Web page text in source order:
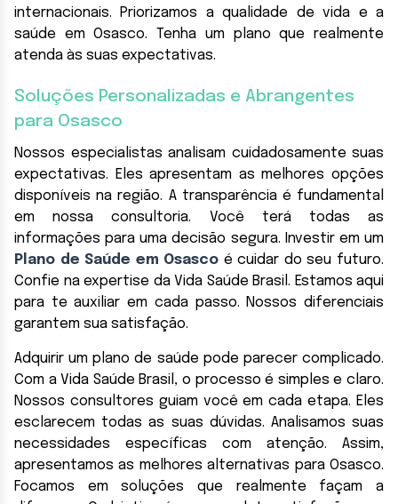
internacionais. Priorizamos a qualidade de vida e a
saúde em Osasco. Tenha um plano que realmente
atenda às suas expectativas.
Soluções Personalizadas e Abrangentes
para Osasco
Nossos especialistas analisam cuidadosamente suas
expectativas. Eles apresentam as melhores opções
disponíveis na região. A transparência é fundamental
em nossa consultoria. Você terá todas as
informações para uma decisão segura. Investir em um
Plano de Saúde em Osasco é cuidar do seu futuro.
Confie na expertise da Vida Saúde Brasil. Estamos aqui
para te auxiliar em cada passo. Nossos diferenciais
garantem sua satisfação.
Adquirir um plano de saúde pode parecer complicado.
Com a Vida Saúde Brasil, o processo é simples e claro.
Nossos consultores guiam você em cada etapa. Eles
esclarecem todas as suas dúvidas. Analisamos suas
necessidades específicas com atenção. Assim,
apresentamos as melhores alternativas para Osasco.
Focamos em soluções que realmente façam a